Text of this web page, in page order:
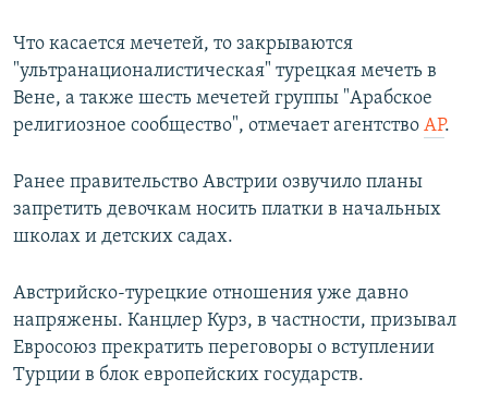
Что касается мечетей, то закрываются
"ультранационалистическая" турецкая мечеть в
Вене, а также шесть мечетей группы "Арабское
религиозное сообщество", отмечает агентство AP.
Ранее правительство Австрии озвучило планы
запретить девочкам носить платки в начальных
школах и детских садах.
Австрийско-турецкие отношения уже давно
напряжены. Канцлер Курз, в частности, призывал
Евросоюз прекратить переговоры о вступлении
Турции в блок европейских государств.